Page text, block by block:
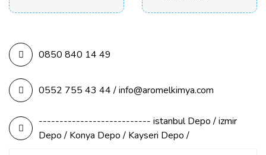
0850 840 14 49
0552 755 43 44 / info@aromelkimya.com
--------------------------- istanbul Depo / izmir
Depo / Konya Depo / Kayseri Depo /